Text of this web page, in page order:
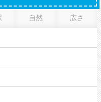
自然 広さ